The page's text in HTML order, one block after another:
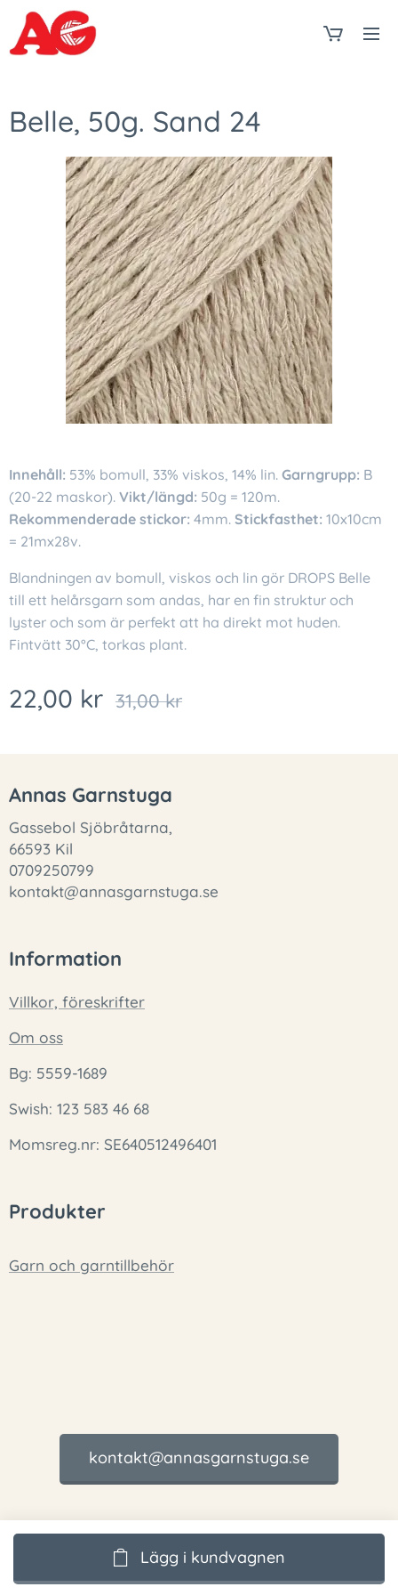
Belle, 50g. Sand 24
Innehåll: 53% bomull, 33% viskos, 14% lin. Garngrupp: B
(20-22 maskor). Vikt/längd: 50g = 120m.
Rekommenderade stickor: 4mm. Stickfasthet: 10x10cm
= 21mx28v.
Blandningen av bomull, viskos och lin gör DROPS Belle
till ett helårsgarn som andas, har en fin struktur och
lyster och som är perfekt att ha direkt mot huden.
Fintvätt 30°C, torkas plant.
22,00 kr 31,00kr
Lägg i kundvagnen
Annas Garnstuga
Gassebol Sjöbråtarna,
66593 Kil
0709250799
kontakt@annasgarnstuga.se
Information
Villkor, föreskrifter
Om oss
Bg: 5559-1689
Swish: 123 583 46 68
Momsreg.nr: SE640512496401
Produkter
Garn och garntillbehör
kontakt@annasgarnstuga.se